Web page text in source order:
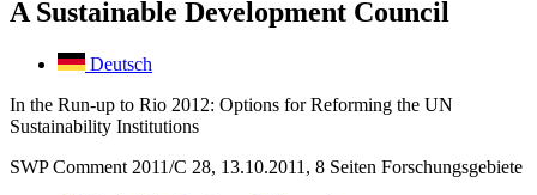
A Sustainable Development Council
Deutsch
In the Run-up to Rio 2012: Options for Reforming the UN
Sustainability Institutions
SWP Comment 2011/C 28, 13.10.2011, 8 Seiten Forschungsgebiete